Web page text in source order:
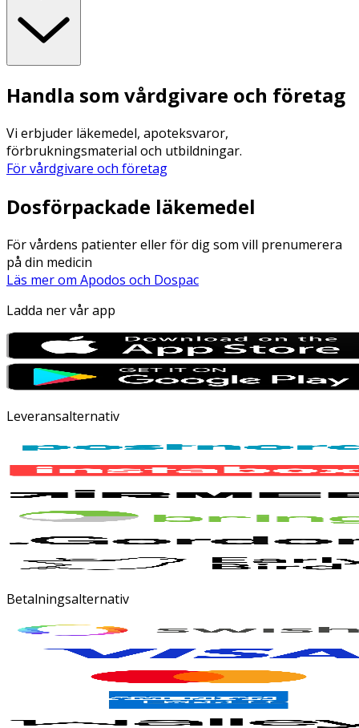
Handla som vårdgivare och företag
Vi erbjuder läkemedel, apoteksvaror,
förbrukningsmaterial och utbildningar.
För vårdgivare och företag
Dosförpackade läkemedel
För vårdens patienter eller för dig som vill prenumerera
på din medicin
Läs mer om Apodos och Dospac
Ladda ner vår app
Leveransalternativ
Betalningsalternativ